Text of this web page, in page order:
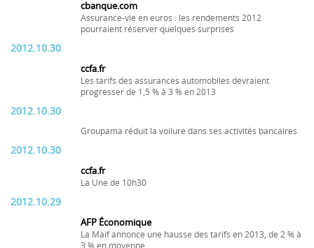
cbanque.com
Assurance-vie en euros : les rendements 2012
pourraient réserver quelques surprises
2012.10.30
ccfa.fr
Les tarifs des assurances automobiles devraient
progresser de 1,5 % à 3 % en 2013
2012.10.30
Groupama réduit la voilure dans ses activités bancaires
2012.10.30
ccfa.fr
La Une de 10h30
2012.10.29
AFP Économique
La Maif annonce une hausse des tarifs en 2013, de 2 % à
3 % en moyenne